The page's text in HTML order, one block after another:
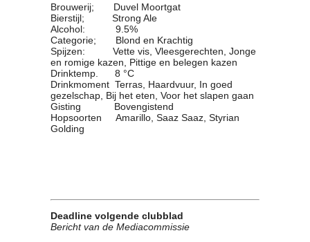
Brouwerij; Duvel Moortgat
Bierstijl; Strong Ale
Alcohol: 9.5%
Categorie; Blond en Krachtig
Spijzen: Vette vis, Vleesgerechten, Jonge
en romige kazen, Pittige en belegen kazen
Drinktemp. 8 °C
Drinkmoment Terras, Haardvuur, In goed
gezelschap, Bij het eten, Voor het slapen gaan
Gisting Bovengistend
Hopsoorten Amarillo, Saaz Saaz, Styrian
Golding
Deadline volgende clubblad
Bericht van de Mediacommissie